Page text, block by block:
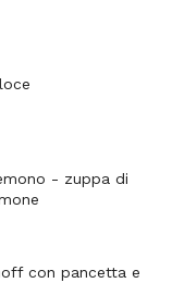
- zuppa di
con pancetta e